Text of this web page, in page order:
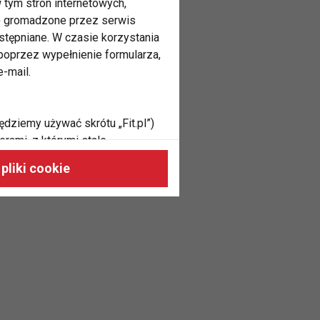
tym stron internetowych,
gromadzone przez serwis
W czasie korzystania
wypełnienie formularza,
mail.
używać skrótu „Fit.pl”)
z którymi stale
oraz do
odpowiadać Twoim
cookie